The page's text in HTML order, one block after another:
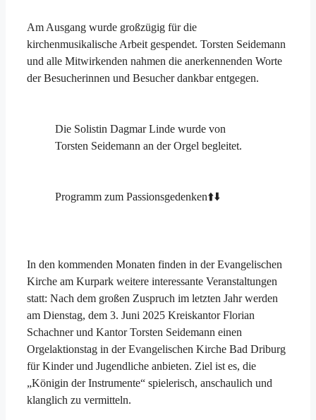
Am Ausgang wurde großzügig für die
kirchenmusikalische Arbeit gespendet. Torsten Seidemann
und alle Mitwirkenden nahmen die anerkennenden Worte
der Besucherinnen und Besucher dankbar entgegen.
Die Solistin Dagmar Linde wurde von
Torsten Seidemann an der Orgel begleitet.
Programm zum Passionsgedenken⬆️⬇️
In den kommenden Monaten finden in der Evangelischen
Kirche am Kurpark weitere interessante Veranstaltungen
statt: Nach dem großen Zuspruch im letzten Jahr werden
am Dienstag, dem 3. Juni 2025 Kreiskantor Florian
Schachner und Kantor Torsten Seidemann einen
Orgelaktionstag in der Evangelischen Kirche Bad Driburg
für Kinder und Jugendliche anbieten. Ziel ist es, die
„Königin der Instrumente“ spielerisch, anschaulich und
klanglich zu vermitteln.